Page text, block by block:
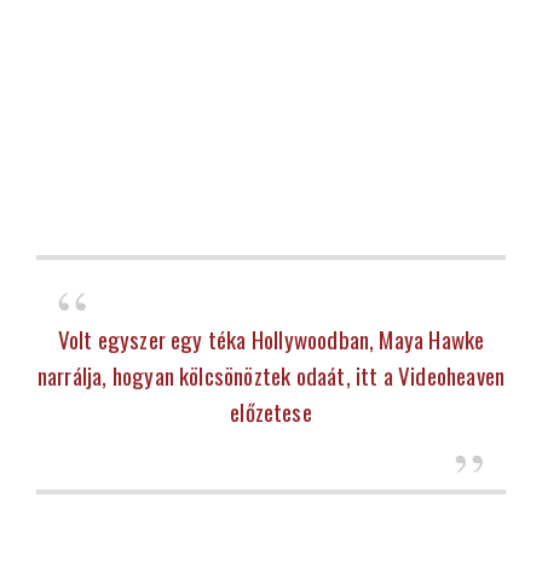
Volt egyszer egy téka Hollywoodban, Maya Hawke
narrálja, hogyan kölcsönöztek odaát, itt a Videoheaven
előzetese